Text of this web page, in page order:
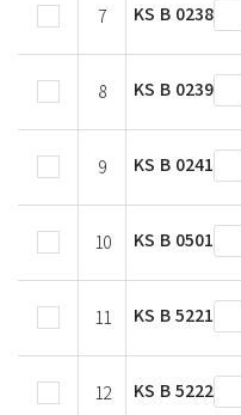
7 KS B 0238
8 KS B 0239
9 KS B 0241
10 KS B 0501
11 KS B 5221
12 KS B 5222